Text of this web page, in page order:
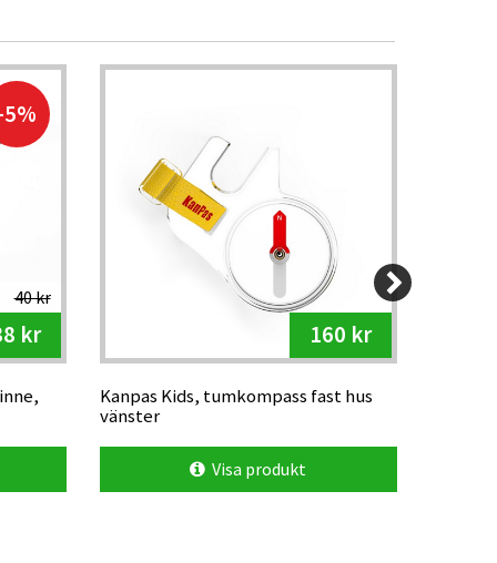
5%
40 kr
kr 160 kr
Kanpas Kids, tumkompass fast hus
vänster
Visa produkt